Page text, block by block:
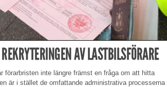
AV LASTBILSFÖRARE
förarbristen inte längre främst en fråga om att hitta
är i stället de omfattande administrativa processerna